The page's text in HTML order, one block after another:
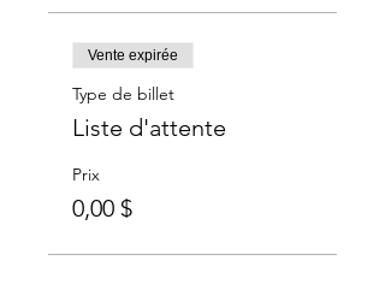
Vente expirée
Type de billet
Liste d'attente
Prix
0,00 $